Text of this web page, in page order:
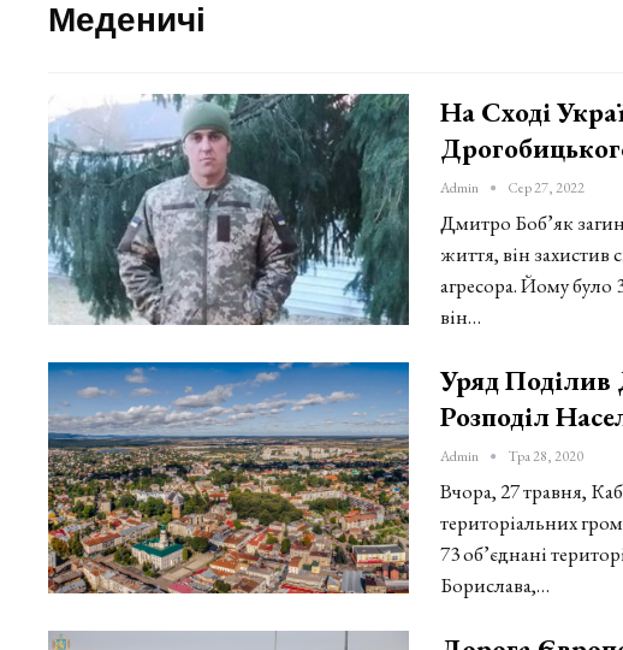
Меденичі
На Сході
Admin Сер 27, 2022
Дмитро Боб’як
життя, він захистив
агресора. Йому
він…
Уряд
Розподіл
Admin Тра 28, 2020
Вчора, 27 травня,
територіальних
73 об’єднані
Борислава,…